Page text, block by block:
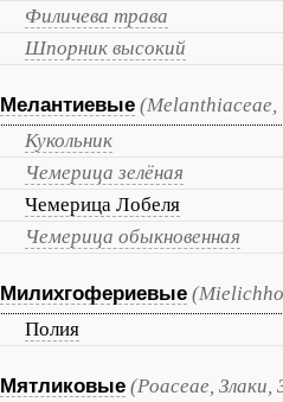
Филичева трава
Шпорник высокий
Мелантиевые (Melanthiaceae,
Кукольник
Чемерица зелёная
Чемерица Лобеля
Чемерица обыкновенная
Милихгофериевые
Полия
Мятликовые (Poaceae, Злаки,